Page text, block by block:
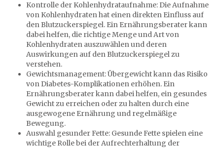
Kontrolle der Kohlenhydrataufnahme: Die Aufnahme
von Kohlenhydraten hat einen direkten Einfluss auf
den Blutzuckerspiegel. Ein Ernährungsberater kann
dabei helfen, die richtige Menge und Art von
Kohlenhydraten auszuwählen und deren
Auswirkungen auf den Blutzuckerspiegel zu
verstehen.
Gewichtsmanagement: Übergewicht kann das Risiko
von Diabetes-Komplikationen erhöhen. Ein
Ernährungsberater kann dabei helfen, ein gesundes
Gewicht zu erreichen oder zu halten durch eine
ausgewogene Ernährung und regelmäßige
Bewegung.
Auswahl gesunder Fette: Gesunde Fette spielen eine
wichtige Rolle bei der Aufrechterhaltung der